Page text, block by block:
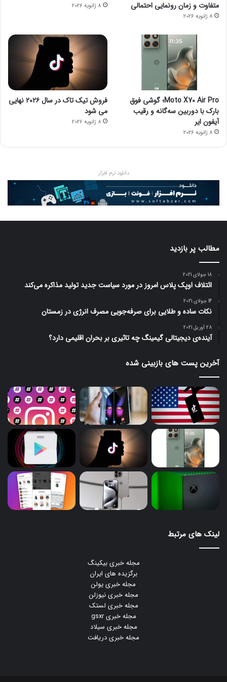
متفاوت و زمان رونمایی احتمالی
8 ژانویه 2026
8 ژانویه 2026
Moto X70 Air Pro؛ گوشی فوق
بارک با دوربین سه‌گانه و رقیب
آیفون ایر
8 ژانویه 2026
فروش تیک تاک در سال ۲۰۲۶ نهایی
می شود
8 ژانویه 2026
دانلود نرم افزار
مطالب پر بازدید
18 جولای 2021
ائتلاف اوپک پلاس امروز در مورد سیاست جدید تولید مذاکره می‌کند
14 جولای 2021
نکات ساده و طلایی برای صرفه‌جویی مصرف انرژی در زمستان
28 آوریل 2021
آینده‌ی دیجیتالی گیمینگ چه تاثیری بر بحران اقلیمی دارد؟
آخرین پست های بازبینی شده
لینک های مرتبط
مجله خبری بیکینگ
برگزیده های ایران
مجله خبری یولن
مجله خبری نیوزلن
مجله خبری لستک
مجله خبری gsxr
مجله خبری سیلاد
مجله خبری دریافت